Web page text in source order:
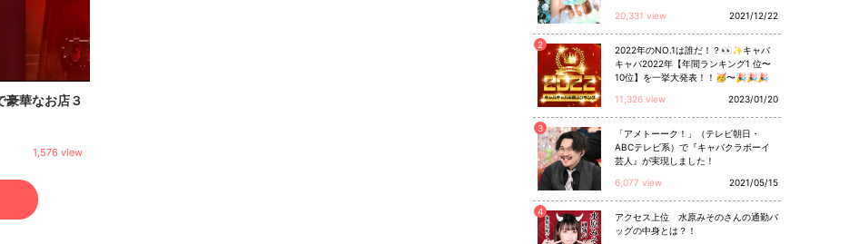
1,576 view
華なお店３
20,331 view
2021/12/22
2
2022年のNO.1は誰だ！？👀✨キャバ
キャバ2022年【年間ランキング1 位〜
10位】を一挙大発表！！🥳〜🎉🎉🎉
11,326 view
2023/01/20
3
「アメトーーク！」（テレビ朝日・
ABCテレビ系）で『キャバクラボーイ
芸人』が実現しました！
6,077 view
2021/05/15
4
アクセス上位 水原みそのさんの通勤バ
ッグの中身とは？！